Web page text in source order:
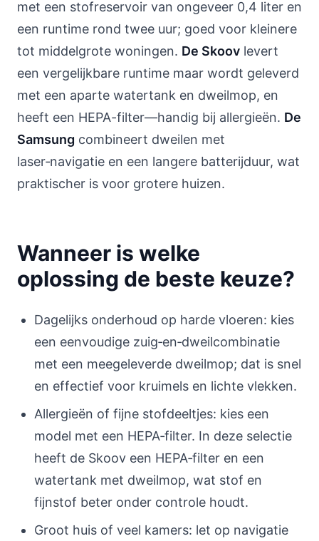
met een stofreservoir van ongeveer 0,4 liter en
een runtime rond twee uur; goed voor kleinere
tot middelgrote woningen. De Skoov levert
een vergelijkbare runtime maar wordt geleverd
met een aparte watertank en dweilmop, en
heeft een HEPA-filter—handig bij allergieën. De
Samsung combineert dweilen met
laser‑navigatie en een langere batterijduur, wat
praktischer is voor grotere huizen.
Wanneer is welke
oplossing de beste keuze?
Dagelijks onderhoud op harde vloeren: kies
een eenvoudige zuig‑en‑dweilcombinatie
met een meegeleverde dweilmop; dat is snel
en effectief voor kruimels en lichte vlekken.
Allergieën of fijne stofdeeltjes: kies een
model met een HEPA‑filter. In deze selectie
heeft de Skoov een HEPA‑filter en een
watertank met dweilmop, wat stof en
fijnstof beter onder controle houdt.
Groot huis of veel kamers: let op navigatie